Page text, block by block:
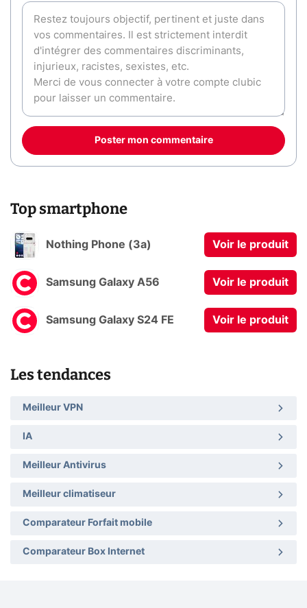
Poster mon commentaire
Top smartphone
Nothing Phone (3a) Voir le produit
Samsung Galaxy A56 Voir le produit
Samsung Galaxy S24 FE Voir le produit
Les tendances
Meilleur VPN
IA
Meilleur Antivirus
Meilleur climatiseur
Comparateur Forfait mobile
Comparateur Box Internet